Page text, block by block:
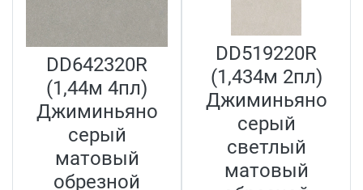
DD642320R
(1,44м 4пл)
Джиминьяно
серый
матовый
обрезной
DD519220R
(1,434м 2пл)
Джиминьяно
серый
светлый
матовый